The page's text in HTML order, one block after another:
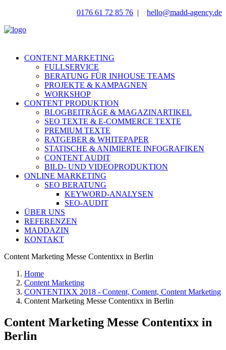
0176 61 72 85 76 | hello@madd-agency.de
CONTENT MARKETING
FULLSERVICE
BERATUNG FÜR INHOUSE TEAMS
PROJEKTE & KAMPAGNEN
WORKSHOP
CONTENT PRODUKTION
BLOGBEITRÄGE & MAGAZINARTIKEL
SEO TEXTE & E-COMMERCE TEXTE
PREMIUM TEXTE
RATGEBER & WHITEPAPER
STATISCHE & ANIMIERTE INFOGRAFIKEN
CONTENT AUDIT
BILD- UND VIDEOPRODUKTION
ONLINE MARKETING
SEO BERATUNG
KEYWORD-ANALYSEN
SEO-AUDIT
ÜBER UNS
REFERENZEN
MADDAZIN
KONTAKT
Content Marketing Messe Contentixx in Berlin
Home
Content Marketing
CONTENTIXX 2018 - Content, Content, Content Marketing
Content Marketing Messe Contentixx in Berlin
Content Marketing Messe Contentixx in
Berlin